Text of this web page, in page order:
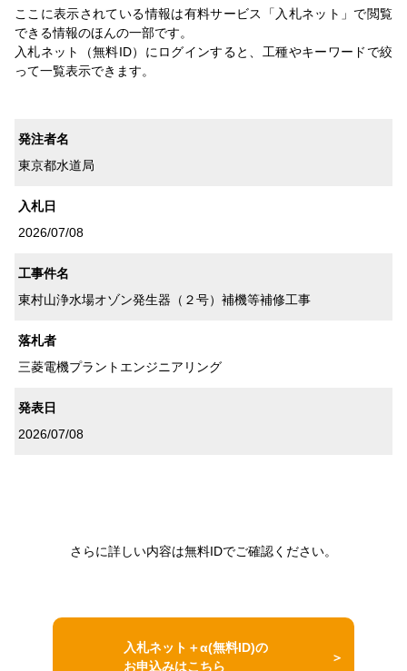
ここに表示されている情報は有料サービス「入札ネット」で閲覧
できる情報のほんの一部です。
入札ネット（無料ID）にログインすると、工種やキーワードで絞
って一覧表示できます。
発注者名
東京都水道局
入札日
2026/07/08
工事件名
東村山浄水場オゾン発生器（２号）補機等補修工事
落札者
三菱電機プラントエンジニアリング
発表日
2026/07/08
さらに詳しい内容は無料IDでご確認ください。
入札ネット＋α(無料ID)の
お申込みはこちら